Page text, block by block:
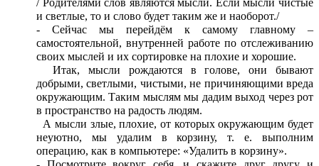
/ Родителями слов являются мысли. Если мысли чистые
и светлые, то и слово будет таким же и наоборот./
- Сейчас мы перейдём к самому главному –
самостоятельной, внутренней работе по отслеживанию
своих мыслей и их сортировке на плохие и хорошие.
Итак, мысли рождаются в голове, они бывают
добрыми, светлыми, чистыми, не причиняющими вреда
окружающим. Таким мыслям мы дадим выход через рот
в пространство на радость людям.
А мысли злые, плохие, от которых окружающим будет
неуютно, мы удалим в корзину, т. е. выполним
операцию, как в компьютере: «Удалить в корзину».